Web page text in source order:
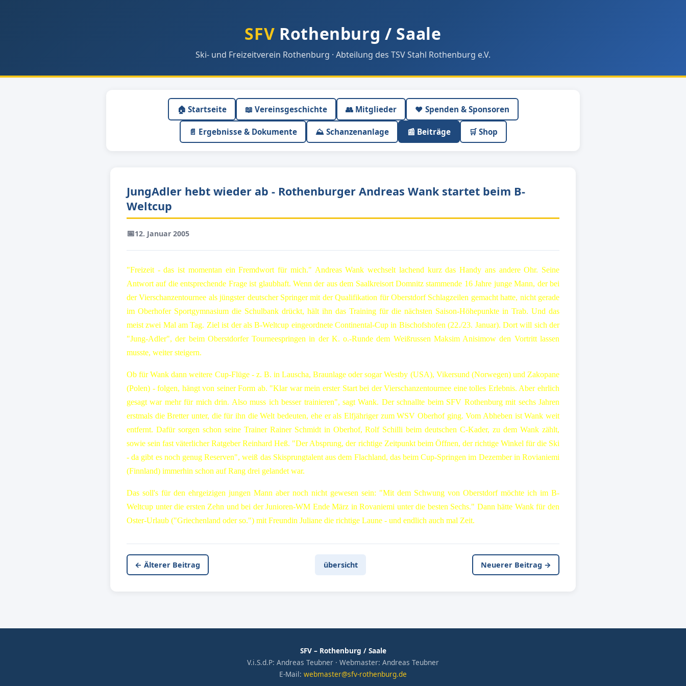
SFV Rothenburg / Saale
Ski- und Freizeitverein Rothenburg · Abteilung des TSV Stahl Rothenburg e.V.
🏠 Startseite 📖 Vereinsgeschichte 👥 Mitglieder ❤️ Spenden & Sponsoren
📄 Ergebnisse & Dokumente ⛰ Schanzenanlage 📰 Beiträge 🛒 Shop
JungAdler hebt wieder ab - Rothenburger Andreas Wank startet beim B-
Weltcup
📅12. Januar 2005
"Freizeit - das ist momentan ein Fremdwort für mich." Andreas Wank wechselt lachend kurz das Handy ans andere Ohr. Seine
Antwort auf die entsprechende Frage ist glaubhaft. Wenn der aus dem Saalkreisort Domnitz stammende 16 Jahre junge Mann, der bei
der Vierschanzentournee als jüngster deutscher Springer mit der Qualifikation für Oberstdorf Schlagzeilen gemacht hatte, nicht gerade
im Oberhofer Sportgymnasium die Schulbank drückt, hält ihn das Training für die nächsten Saison-Höhepunkte in Trab. Und das
meist zwei Mal am Tag. Ziel ist der als B-Weltcup eingeordnete Continental-Cup in Bischofshofen (22./23. Januar). Dort will sich der
"Jung-Adler", der beim Oberstdorfer Tourneespringen in der K. o.-Runde dem Weißrussen Maksim Anisimow den Vortritt lassen
musste, weiter steigern.
Ob für Wank dann weitere Cup-Flüge - z. B. in Lauscha, Braunlage oder sogar Westby (USA), Vikersund (Norwegen) und Zakopane
(Polen) - folgen, hängt von seiner Form ab. "Klar war mein erster Start bei der Vierschanzentournee eine tolles Erlebnis. Aber ehrlich
gesagt war mehr für mich drin. Also muss ich besser trainieren", sagt Wank. Der schnallte beim SFV Rothenburg mit sechs Jahren
erstmals die Bretter unter, die für ihn die Welt bedeuten, ehe er als Elfjähriger zum WSV Oberhof ging. Vom Abheben ist Wank weit
entfernt. Dafür sorgen schon seine Trainer Rainer Schmidt in Oberhof, Rolf Schilli beim deutschen C-Kader, zu dem Wank zählt,
sowie sein fast väterlicher Ratgeber Reinhard Heß. "Der Absprung, der richtige Zeitpunkt beim Öffnen, der richtige Winkel für die Ski
- da gibt es noch genug Reserven", weiß das Skisprungtalent aus dem Flachland, das beim Cup-Springen im Dezember in Rovianiemi
(Finnland) immerhin schon auf Rang drei gelandet war.
Das soll's für den ehrgeizigen jungen Mann aber noch nicht gewesen sein: "Mit dem Schwung von Oberstdorf möchte ich im B-
Weltcup unter die ersten Zehn und bei der Junioren-WM Ende März in Rovaniemi unter die besten Sechs." Dann hätte Wank für den
Oster-Urlaub ("Griechenland oder so.") mit Freundin Juliane die richtige Laune - und endlich auch mal Zeit.
← Älterer Beitrag übersicht Neuerer Beitrag →
SFV – Rothenburg / Saale
V.i.S.d.P: Andreas Teubner · Webmaster: Andreas Teubner
E-Mail: webmaster@sfv-rothenburg.de